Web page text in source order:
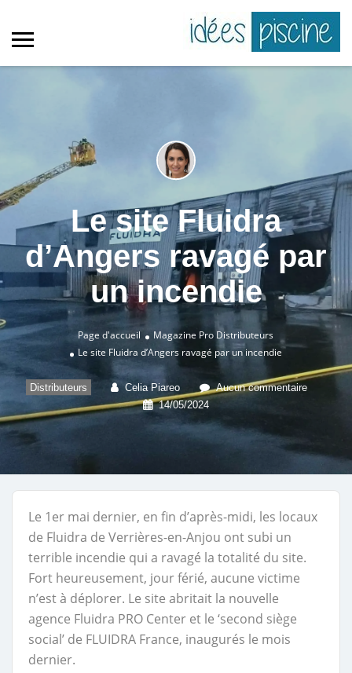
Le site Fluidra
d’Angers ravagé par
un incendie
Page d'accueil Magazine Pro Distributeurs
Le site Fluidra d’Angers ravagé par un incendie
Distributeurs Celia Piareo Aucun commentaire
14/05/2024
Le 1er mai dernier, en fin d’après-midi, les locaux
de Fluidra de Verrières-en-Anjou ont subi un
terrible incendie qui a ravagé la totalité du site.
Fort heureusement, jour férié, aucune victime
n’est à déplorer. Le site abritait la nouvelle
agence Fluidra PRO Center et le ‘second siège
social’ de FLUIDRA France, inaugurés le mois
dernier.